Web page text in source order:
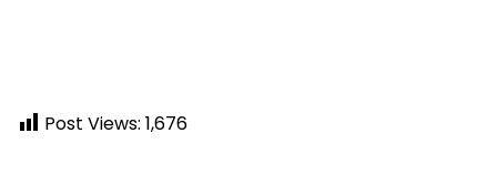
Post Views: 1,676